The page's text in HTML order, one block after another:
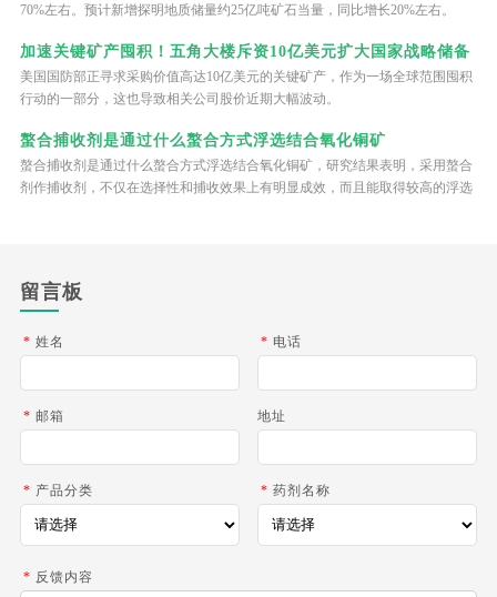
策”的双重干预模式，既不同于纯粹的市场调节，也区别于直接的行政令，成
70%左右。预计新增探明地质储量约25亿吨矿石当量，同比增长20%左右。
加速关键矿产囤积！五角大楼斥资10亿美元扩大国家战略储备
美国国防部正寻求采购价值高达10亿美元的关键矿产，作为一场全球范围囤积
行动的一部分，这也导致相关公司股价近期大幅波动。
螯合捕收剂是通过什么螯合方式浮选结合氧化铜矿
螯合捕收剂是通过什么螯合方式浮选结合氧化铜矿，研究结果表明，采用螯合
剂作捕收剂，不仅在选择性和捕收效果上有明显成效，而且能取得较高的浮选
留言板
* 姓名 * 电话
* 邮箱 地址
* 产品分类 * 药剂名称
* 反馈内容